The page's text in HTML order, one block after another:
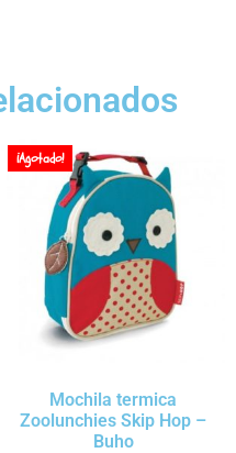
¡Agotado!
Mochila termica
Zoolunchies Skip Hop –
Buho